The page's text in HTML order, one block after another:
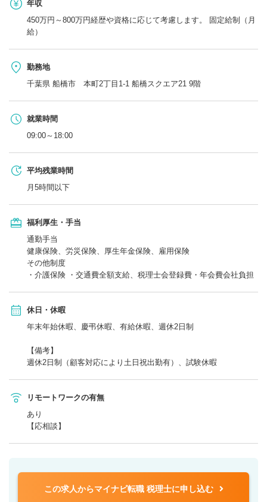
年収
450万円～800万円経歴や資格に応じて考慮します。 固定給制（月
給）
勤務地
千葉県 船橋市 本町2丁目1-1 船橋スクエア21 9階
就業時間
09:00～18:00
平均残業時間
月5時間以下
福利厚生・手当
通勤手当
健康保険、労災保険、厚生年金保険、雇用保険
その他制度
・介護保険 ・交通費全額支給、税理士会登録費・年会費会社負担
休日・休暇
年末年始休暇、慶弔休暇、有給休暇、週休2日制
【備考】
週休2日制（顧客対応により土日祝出勤有）、試験休暇
リモートワークの有無
あり
【応相談】
この求人からマイナビ転職 税理士に申し込む